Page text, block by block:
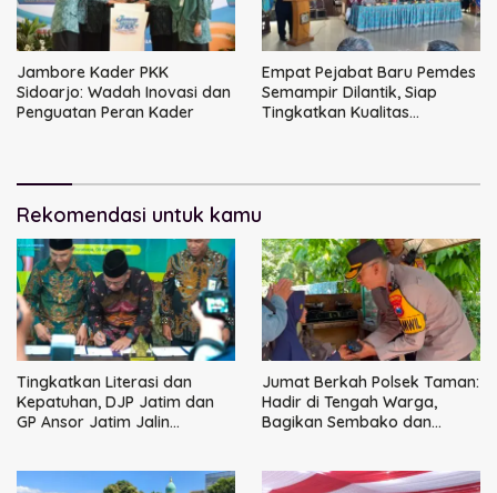
Jambore Kader PKK
Sidoarjo: Wadah Inovasi dan
Penguatan Peran Kader
Empat Pejabat Baru Pemdes
Semampir Dilantik, Siap
Tingkatkan Kualitas
Rekomendasi untuk kamu
Tingkatkan Literasi dan
Kepatuhan, DJP Jatim dan
GP Ansor Jatim Jalin
Jumat Berkah Polsek Taman:
Hadir di Tengah Warga,
Bagikan Sembako dan